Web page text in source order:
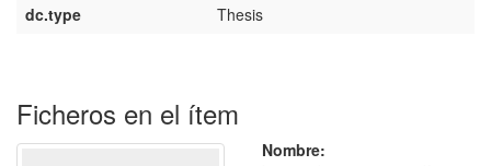
dc.type
Thesis
Ficheros en el ítem
Nombre: